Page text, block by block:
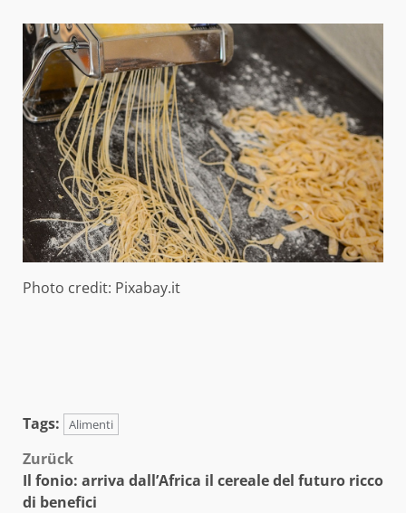
Photo credit: Pixabay.it
Tags: Alimenti
Beitragsnavigation
Zurück
Il fonio: arriva dall’Africa il cereale del futuro ricco
di benefici